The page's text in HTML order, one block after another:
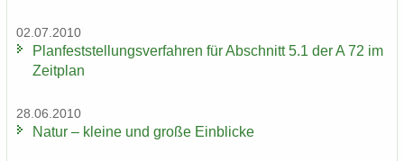
02.07.2010
Plan­fest­stel­lungs­ver­fah­ren für Ab­schnitt 5.1 der A 72 im
Zeit­plan
28.06.2010
Natur – klei­ne und große Ein­bli­cke